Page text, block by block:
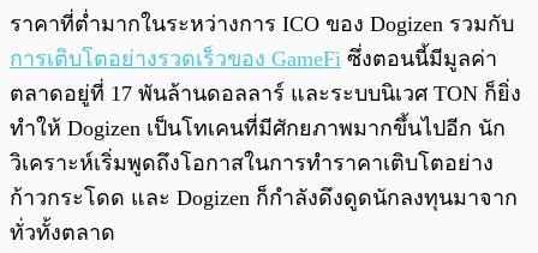
ราคาที่ต่ำมากในระหว่างการ ICO ของ Dogizen รวมกับ
การเติบโตอย่างรวดเร็วของ GameFi ซึ่งตอนนี้มีมูลค่า
ตลาดอยู่ที่ 17 พันล้านดอลลาร์ และระบบนิเวศ TON ก็ยิ่ง
ทำให้ Dogizen เป็นโทเคนที่มีศักยภาพมากขึ้นไปอีก นัก
วิเคราะห์เริ่มพูดถึงโอกาสในการทำราคาเติบโตอย่าง
ก้าวกระโดด และ Dogizen ก็กำลังดึงดูดนักลงทุนมาจาก
ทั่วทั้งตลาด